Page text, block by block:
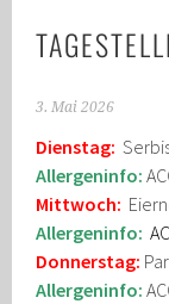
3. Mai 2026
Dienstag:
Allergeninfo:
Mittwoch:
Allergeninfo:A
Donnerstag:
Allergeninfo: